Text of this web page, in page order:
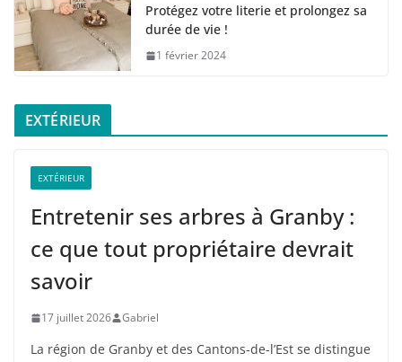
Protégez votre literie et prolongez sa
durée de vie !
1 février 2024
EXTÉRIEUR
EXTÉRIEUR
Entretenir ses arbres à Granby :
ce que tout propriétaire devrait
savoir
17 juillet 2026 Gabriel
La région de Granby et des Cantons-de-l’Est se distingue